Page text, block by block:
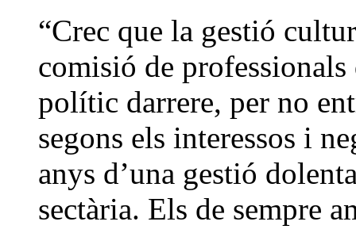
“Crec que la gestió
comisió de
polític darrere, per no
segons els interessos i
anys d’una gestió
sectària. Els de sempre